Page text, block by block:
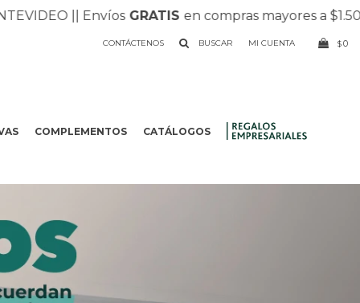
|| EnvíosGRATISen compras mayores a $1.500 ||
COMPLEMENTOS CATÁLOGOS
CONTÁCTENOS $0